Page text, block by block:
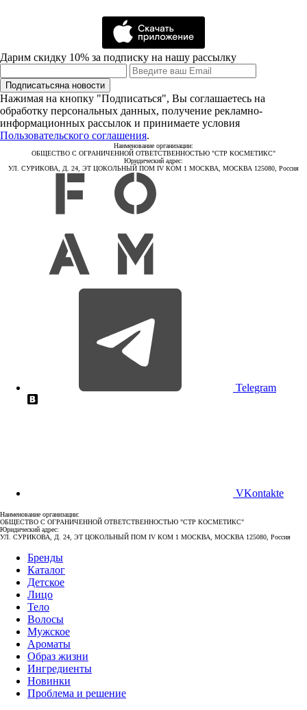
Дарим скидку 10% за подписку на нашу рассылку
Подписатьсяна новости
Нажимая на кнопку "Подписаться", Вы соглашаетесь на
обработку персональных данных, получение рекламно-
информационных рассылок и принимаете условия
Пользовательского соглашения.
Наименование организации:
ОБЩЕСТВО С ОГРАНИЧЕННОЙ ОТВЕТСТВЕННОСТЬЮ "СТР КОСМЕТИКС"
Юридический адрес:
УЛ. СУРИКОВА, Д. 24, ЭТ ЦОКОЛЬНЫЙ ПОМ IV КОМ 1 МОСКВА, МОСКВА 125080, Россия
Telegram
VKontakte
Наименование организации:
ОБЩЕСТВО С ОГРАНИЧЕННОЙ ОТВЕТСТВЕННОСТЬЮ "СТР КОСМЕТИКС"
Юридический адрес:
УЛ. СУРИКОВА, Д. 24, ЭТ ЦОКОЛЬНЫЙ ПОМ IV КОМ 1 МОСКВА, МОСКВА 125080, Россия
Бренды
Каталог
Детское
Лицо
Тело
Волосы
Мужское
Ароматы
Образ жизни
Ингредиенты
Новинки
Проблема и решение